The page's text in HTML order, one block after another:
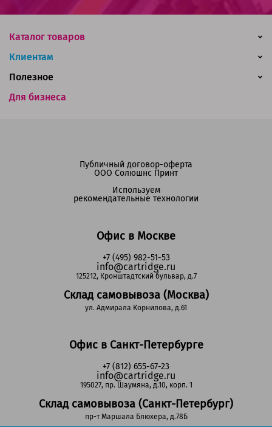
Каталог товаров
Клиентам
Для бизнеса
Полезное
Офис в Москве
+7 (495) 982-51-53
info@cartridge.ru
125212, Кронштадтский бульвар, д.7
Склад самовывоза (Москва)
ул. Адмирала Корнилова, д.61
Офис в Санкт-Петербурге
+7 (812) 655-67-23
info@cartridge.ru
195027, пр. Шаумяна, д.10, корп. 1
Склад самовывоза (Санкт-Петербург)
пр-т Маршала Блюхера, д.78Б
Публичный договор-оферта
ООО Солюшнс Принт
Используем
рекомендательные технологии